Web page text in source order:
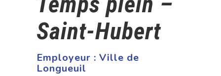
Saint-Hubert
Employeur : Ville de
Longueuil